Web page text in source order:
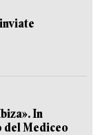
In
del Mediceo